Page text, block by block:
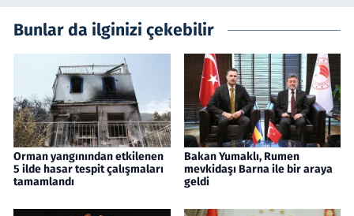
Bunlar da ilginizi çekebilir
Orman yangınından etkilenen
5 ilde hasar tespit çalışmaları
tamamlandı
Bakan Yumaklı, Rumen
mevkidaşı Barna ile bir araya
geldi